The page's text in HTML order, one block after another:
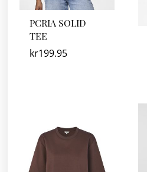
PCRIA SOLID
TEE
kr199.95